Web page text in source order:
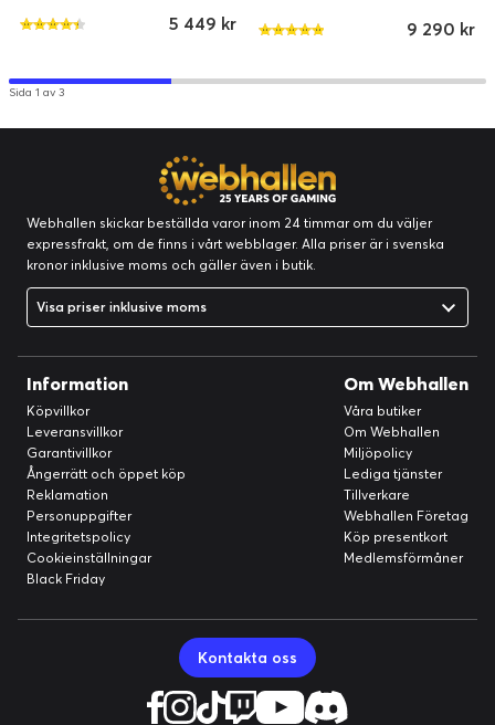
MaxContact är en speciell ASUS-tillverkningsprocess som
effektivt utökar ytan på värmespridaren som sitter ovanpå
GPU:n med 5% jämfört med traditionella konstruktioner. Detta
förbättrar temperaturerna med upp till 2°C, i kombination med
en omfattande kylfläns och kraftfulla Axial-tech-fläktar.
Termisk kudde för GPU med fasändring
Genom att smälta samman för att effektivt fylla luckorna
mellan GPU:n och värmemodulen ger en premium GPU-
värmedyna med fasväxling överlägsen värmeledningsförmåga
5 449 kr 9 290 kr
Sida 1 av 3
Webhallen skickar beställda varor inom 24 timmar om du väljer
expressfrakt, om de finns i vårt webblager. Alla priser är i svenska
kronor inklusive moms och gäller även i butik.
Visa priser inklusive moms
Information
Köpvillkor
Leveransvillkor
Garantivillkor
Ångerrätt och öppet köp
Reklamation
Personuppgifter
Integritetspolicy
Cookieinställningar
Black Friday
Om Webhallen
Våra butiker
Om Webhallen
Miljöpolicy
Lediga tjänster
Tillverkare
Webhallen Företag
Köp presentkort
Medlemsförmåner
Kontakta oss